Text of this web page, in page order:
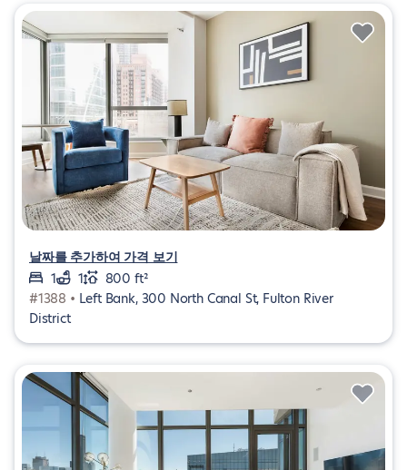
날짜를 추가하여 가격 보기
1
1
800 ft²
#1388 • Left Bank, 300 North Canal St, Fulton River
District